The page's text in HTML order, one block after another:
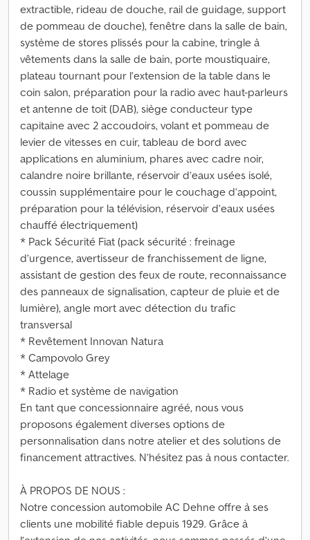
extractible, rideau de douche, rail de guidage, support
de pommeau de douche), fenêtre dans la salle de bain,
système de stores plissés pour la cabine, tringle à
vêtements dans la salle de bain, porte moustiquaire,
plateau tournant pour l’extension de la table dans le
coin salon, préparation pour la radio avec haut-parleurs
et antenne de toit (DAB), siège conducteur type
capitaine avec 2 accoudoirs, volant et pommeau de
levier de vitesses en cuir, tableau de bord avec
applications en aluminium, phares avec cadre noir,
calandre noire brillante, réservoir d’eaux usées isolé,
coussin supplémentaire pour le couchage d’appoint,
préparation pour la télévision, réservoir d’eaux usées
chauffé électriquement)
* Pack Sécurité Fiat (pack sécurité : freinage
d’urgence, avertisseur de franchissement de ligne,
assistant de gestion des feux de route, reconnaissance
des panneaux de signalisation, capteur de pluie et de
lumière), angle mort avec détection du trafic
transversal
* Revêtement Innovan Natura
* Campovolo Grey
* Attelage
* Radio et système de navigation
En tant que concessionnaire agréé, nous vous
proposons également diverses options de
personnalisation dans notre atelier et des solutions de
financement attractives. N’hésitez pas à nous contacter.
À PROPOS DE NOUS :
Notre concession automobile AC Dehne offre à ses
clients une mobilité fiable depuis 1929. Grâce à